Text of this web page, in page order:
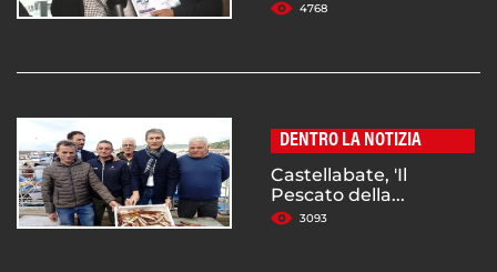
4768
DENTRO LA NOTIZIA
Castellabate, 'Il
Pescato della...
3093